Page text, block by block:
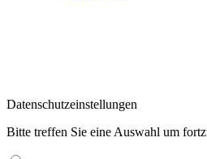
Datenschutzeinstellungen
Bitte treffen Sie eine Auswahl um